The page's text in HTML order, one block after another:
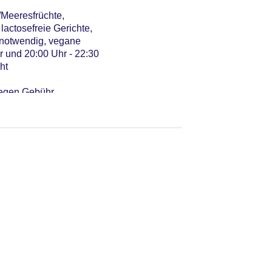
Gerichte,
vegane
und 20:00 Uhr - 22:30
Gebühr